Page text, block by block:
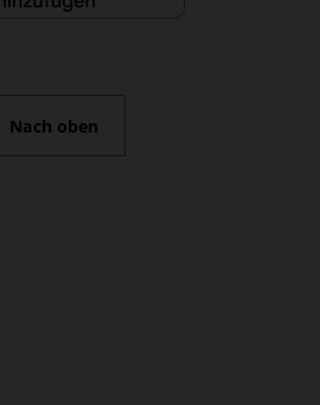
Nach oben